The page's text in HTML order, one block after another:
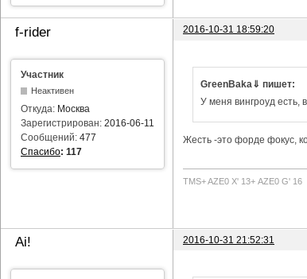
f-rider 2016-10-31 18:59:20
Участник
Неактивен
Откуда: Москва
Зарегистрирован: 2016-06-11
Сообщений: 477
Спасибо: 117
GreenBaka⇓ пишет:
У меня вингроуд есть,
Жесть -это форде фокус,
TMS+ AZE0 Х' 13+ AZE0 G' 16
Ai! 2016-10-31 21:52:31